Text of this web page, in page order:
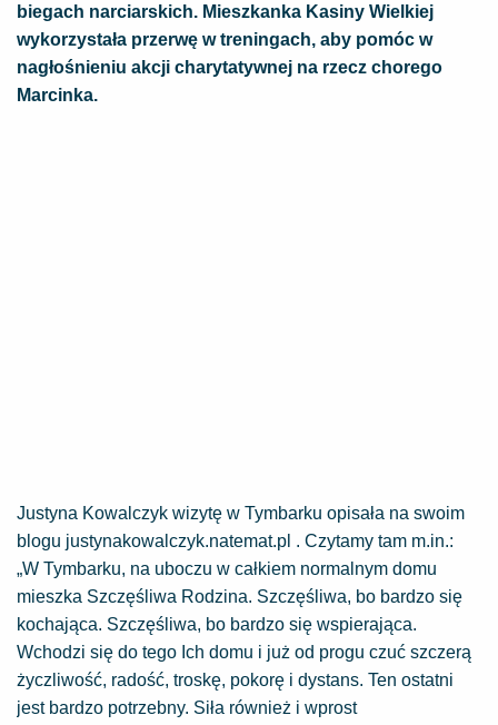
biegach narciarskich. Mieszkanka Kasiny Wielkiej
wykorzystała przerwę w treningach, aby pomóc w
nagłośnieniu akcji charytatywnej na rzecz chorego
Marcinka.
Justyna Kowalczyk wizytę w Tymbarku opisała na swoim
blogu justynakowalczyk.natemat.pl . Czytamy tam m.in.:
„W Tymbarku, na uboczu w całkiem normalnym domu
mieszka Szczęśliwa Rodzina. Szczęśliwa, bo bardzo się
kochająca. Szczęśliwa, bo bardzo się wspierająca.
Wchodzi się do tego Ich domu i już od progu czuć szczerą
życzliwość, radość, troskę, pokorę i dystans. Ten ostatni
jest bardzo potrzebny. Siła również i wprost